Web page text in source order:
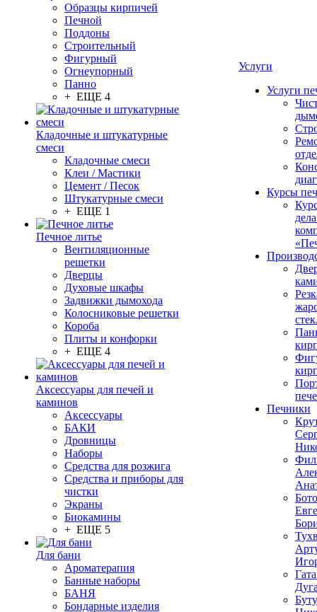
Образцы кирпичей
Печной
Поддоны
Строительный
Фигурный
Огнеупорный
Панно
+ ЕЩЕ 4
Кладочные и штукатурные
смеси
Кладочные смеси
Клеи / Мастики
Цемент / Песок
Штукатурные смеси
+ ЕЩЕ 1
Печное литье
Вентиляционные
решетки
Дверцы
Духовые шкафы
Задвижки дымохода
Колосниковые решетки
Короба
Плиты и конфорки
+ ЕЩЕ 4
Аксессуары для печей и
каминов
Аксессуары
БАКИ
Дровницы
Наборы
Средства для розжига
Средства и приборы для
чистки
Экраны
Биокамины
+ ЕЩЕ 5
Для бани
Ароматерапия
Банные наборы
БАНЯ
Бондарные изделия
Услуги
Услуги
Курсы
Печники